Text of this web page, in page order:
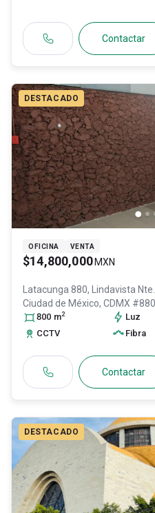
Contactar
DESTACADO
OFICINA VENTA
$14,800,000 MXN
Latacunga 880, Lindavista
Ciudad de México, CDMX
Gustavo A. Madero
, DF / CDMX
31055382
800 m2 Luz
CCTV
Fibra
Contactar
DESTACADO